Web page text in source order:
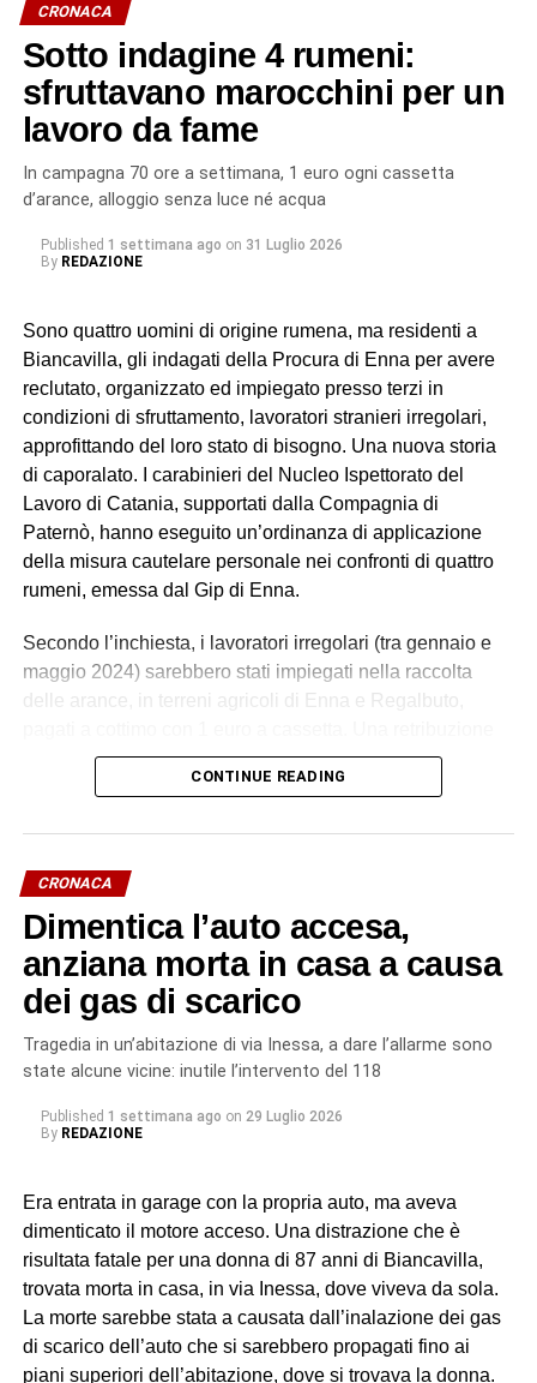
CRONACA
Sotto indagine 4 rumeni:
sfruttavano marocchini per un
lavoro da fame
In campagna 70 ore a settimana, 1 euro ogni cassetta
d’arance, alloggio senza luce né acqua
Published 1 settimana ago on 31 Luglio 2026
By REDAZIONE
Sono quattro uomini di origine rumena, ma residenti a
Biancavilla, gli indagati della Procura di Enna per avere
reclutato, organizzato ed impiegato presso terzi in
condizioni di sfruttamento, lavoratori stranieri irregolari,
approfittando del loro stato di bisogno. Una nuova storia
di caporalato. I carabinieri del Nucleo Ispettorato del
Lavoro di Catania, supportati dalla Compagnia di
Paternò, hanno eseguito un’ordinanza di applicazione
della misura cautelare personale nei confronti di quattro
rumeni, emessa dal Gip di Enna.
Secondo l’inchiesta, i lavoratori irregolari (tra gennaio e
maggio 2024) sarebbero stati impiegati nella raccolta
delle arance, in terreni agricoli di Enna e Regalbuto,
palesemente difforme e sproporzionata rispetto ai minimi
contrattuali. Un impegno di circa 70 ore settimanali, senza
a lavorare e ad accettare le condizioni imposte dietro
violenza e minacce.
L’indagine è scaturita dalla denuncia di quattro cittadini
marocchini dipendenti da uno pseudo imprenditore
rumeno, sostenuti dall’associazione Penelope, sulle cui
dichiarazioni hanno avuto origine gli accertamenti a
riscontro da parte dei militari del Nucleo Carabinieri
lavoro “di fatto”. Gli altri tre (destinatari dell’obbligo di
presentazione alla polizia giudiziaria) eseguivano gli
ordini e svolgevano funzioni di controllo sul campo,
vigilando sull’attività dei lavoratori, imponendo ritmi e
carichi sproporzionati con “modalità intimidatorie”. Erano
loro a gestire anche l’alloggio fatiscente (privo di luce e
CONTINUE READING
CRONACA
Dimentica l’auto accesa,
anziana morta in casa a causa
dei gas di scarico
Tragedia in un’abitazione di via Inessa, a dare l’allarme sono
state alcune vicine: inutile l’intervento del 118
Published 1 settimana ago on 29 Luglio 2026
By REDAZIONE
Era entrata in garage con la propria auto, ma aveva
dimenticato il motore acceso. Una distrazione che è
risultata fatale per una donna di 87 anni di Biancavilla,
trovata morta in casa, in via Inessa, dove viveva da sola.
La morte sarebbe stata a causata dall’inalazione dei gas
di scarico dell’auto che si sarebbero propagati fino ai
piani superiori dell’abitazione, dove si trovava la donna.